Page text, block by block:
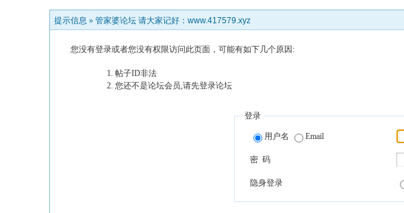
提示信息 » 管家婆论坛 请大家记好：www.417579.xyz
您没有登录或者您没有权限访问此页面，可能有如下几个原因:
帖子ID非法
您还不是论坛会员,请先登录论坛
登录
用户名 Email
密 码
隐身登录